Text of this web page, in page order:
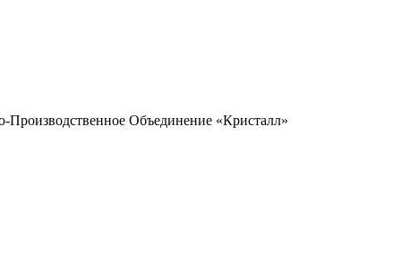
Производственное Объединение «Кристалл»